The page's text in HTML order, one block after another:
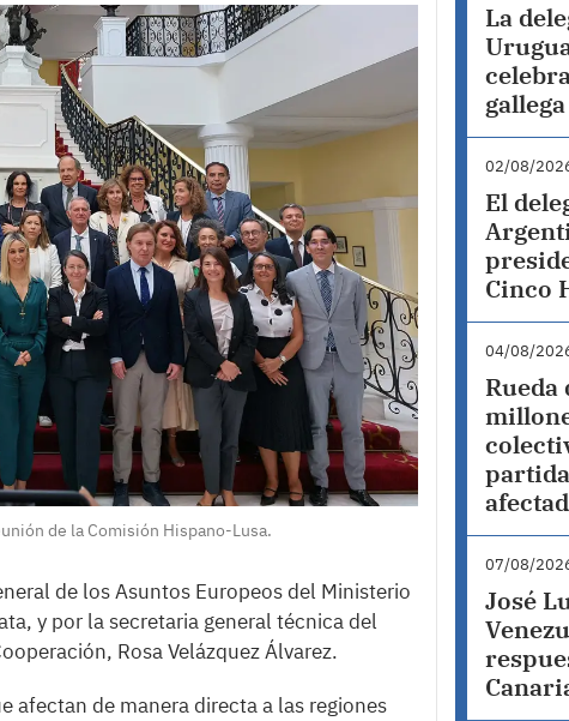
de la Comisión Hispano-Lusa.
de los Asuntos Europeos del Ministerio
y por la secretaria general técnica del
Rosa Velázquez Álvarez.
afectan de manera directa a las regiones
La
02/08/
El
Cinco
04/08/
Rueda
07/08/
José